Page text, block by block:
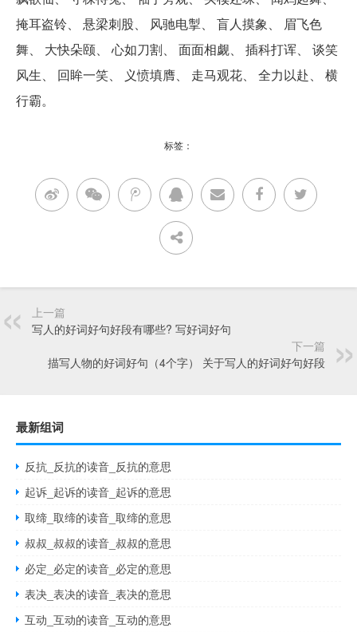
掩耳盗铃、 悬梁刺股、 风驰电掣、 盲人摸象、 眉飞色
舞、 大快朵颐、 心如刀割、 面面相觑、 插科打诨、 谈笑
风生、 回眸一笑、 义愤填膺、 走马观花、 全力以赴、 横
行霸。
标签：
上一篇
写人的好词好句好段有哪些? 写好词好句
下一篇
描写人物的好词好句（4个字） 关于写人的好词好句好段
最新组词
反抗_反抗的读音_反抗的意思
起诉_起诉的读音_起诉的意思
取缔_取缔的读音_取缔的意思
叔叔_叔叔的读音_叔叔的意思
必定_必定的读音_必定的意思
表决_表决的读音_表决的意思
互动_互动的读音_互动的意思